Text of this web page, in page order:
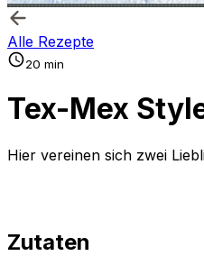
Alle Rezepte
20 min
Tex-Mex
Hier vereinen sich zwei
Zutaten